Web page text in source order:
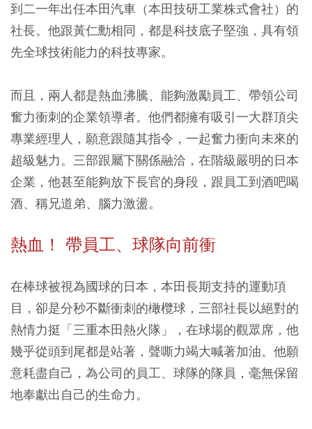
到二一年出任本田汽車（本田技研工業株式會社）的
社長。他跟黃仁勳相同，都是科技底子堅強，具有領
先全球技術能力的科技專家。
而且，兩人都是熱血沸騰、能夠激勵員工、帶領公司
奮力衝刺的企業領導者。他們都擁有吸引一大群頂尖
專業經理人，願意跟隨其指令，一起奮力衝向未來的
超級魅力。三部跟屬下關係融洽，在階級嚴明的日本
企業，他甚至能夠放下長官的身段，跟員工到酒吧喝
酒、稱兄道弟、腦力激盪。
熱血！ 帶員工、球隊向前衝
在棒球被視為國球的日本，本田長期支持的運動項
目，卻是分秒不斷衝刺的橄欖球，三部社長以絕對的
熱情力挺「三重本田熱火隊」，在球場的觀眾席，他
幾乎從頭到尾都是站著，聲嘶力竭大喊著加油。他願
意耗盡自己，為公司的員工、球隊的隊員，毫無保留
地奉獻出自己的生命力。